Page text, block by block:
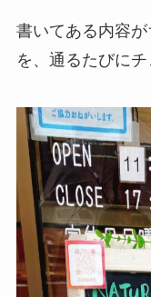
書いてある内容
を、通るたびにチ